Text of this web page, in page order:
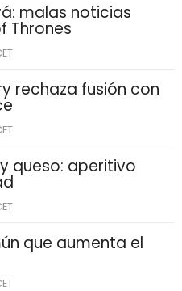
malas noticias
Thrones
rechaza fusión con
queso: aperitivo
que aumenta el